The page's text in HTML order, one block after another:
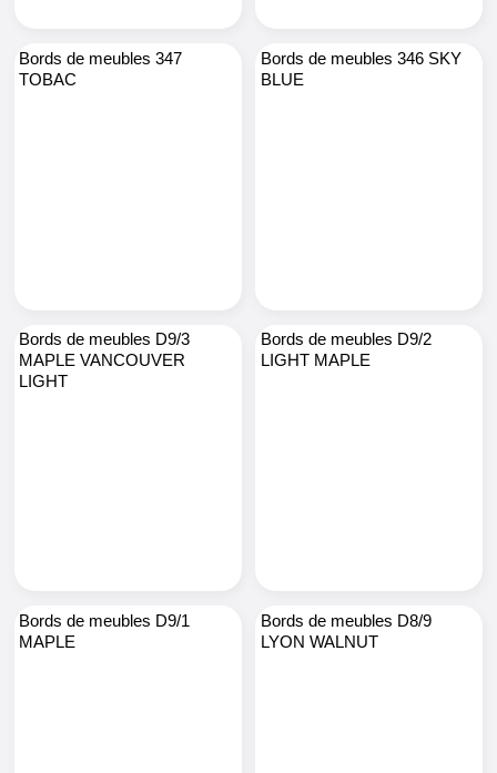
Bords de meubles 347
TOBAC
Bords de meubles 346 SKY
BLUE
Bords de meubles D9/3
MAPLE VANCOUVER
LIGHT
Bords de meubles D9/2
LIGHT MAPLE
Bords de meubles D9/1
MAPLE
Bords de meubles D8/9
LYON WALNUT